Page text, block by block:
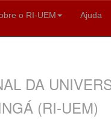
o RI-UEM Ajuda
DA
(RI-UEM)